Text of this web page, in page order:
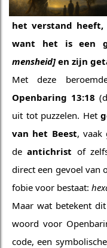
het verstand
want het is een
mensheid]en zijn
Met deze
Openbaring 13:18
uit tot puzzelen. Het
van het Beest, vaak
deantichrist of
direct een gevoel van
fobie voor bestaat:
Maar wat betekent
woord voor
code, een